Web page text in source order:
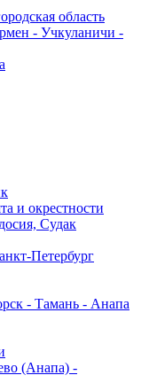
область
- Учкуланичи -
и окрестности
Судак
Петербург
- Тамань - Анапа
(Анапа) -